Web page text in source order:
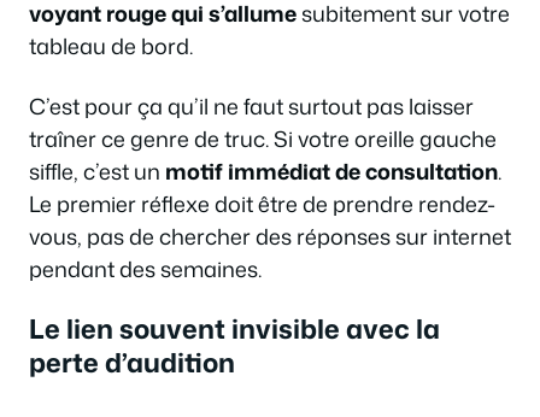
voyant rouge qui s’allumesubitement sur votre
tableau de bord.
C’est pour ça qu’il ne faut surtout pas laisser
traîner ce genre de truc. Si votre oreille gauche
siffle, c’est un motif immédiat de consultation.
Le premier réflexe doit être de prendre rendez-
vous, pas de chercher des réponses sur internet
pendant des semaines.
Le lien souvent invisible avec la
perte d’audition